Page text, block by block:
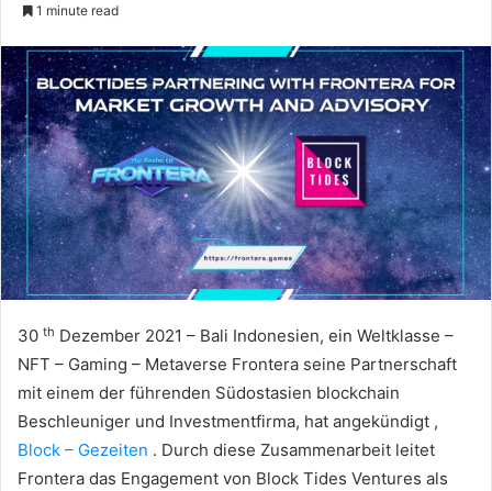
1 minute read
30 th Dezember 2021 – Bali Indonesien, ein Weltklasse –
NFT – Gaming – Metaverse Frontera seine Partnerschaft
mit einem der führenden Südostasien blockchain
Beschleuniger und Investmentfirma, hat angekündigt ,
Block – Gezeiten . Durch diese Zusammenarbeit leitet
Frontera das Engagement von Block Tides Ventures als